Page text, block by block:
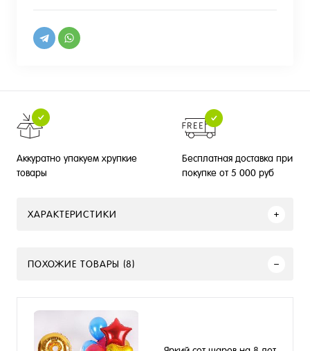
Аккуратно упакуем хрупкие
товары
Бесплатная доставка при
покупке от 5 000 руб
ХАРАКТЕРИСТИКИ
ПОХОЖИЕ ТОВАРЫ (8)